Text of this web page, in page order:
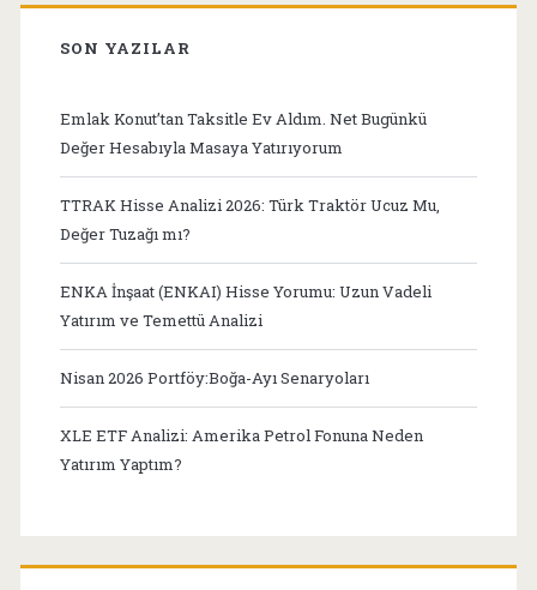
SON YAZILAR
Emlak Konut’tan Taksitle Ev Aldım. Net Bugünkü
Değer Hesabıyla Masaya Yatırıyorum
TTRAK Hisse Analizi 2026: Türk Traktör Ucuz Mu,
Değer Tuzağı mı?
ENKA İnşaat (ENKAI) Hisse Yorumu: Uzun Vadeli
Yatırım ve Temettü Analizi
Nisan 2026 Portföy:Boğa-Ayı Senaryoları
XLE ETF Analizi: Amerika Petrol Fonuna Neden
Yatırım Yaptım?